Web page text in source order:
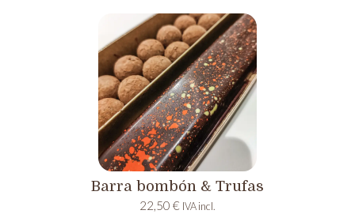
Barra bombón & Trufas
22,50 € IVA incl.